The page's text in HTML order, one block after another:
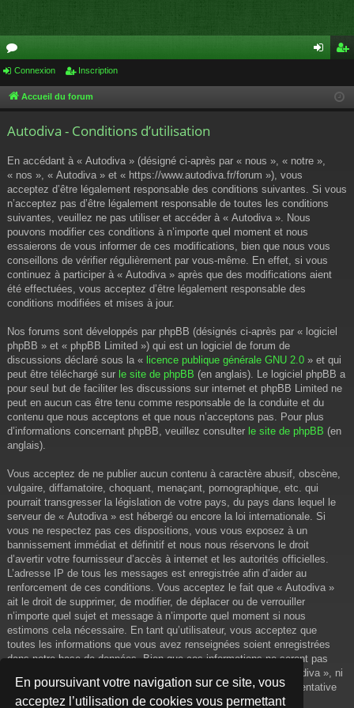
En poursuivant votre navigation sur ce site, vous
acceptez l’utilisation de cookies vous permettant
or
u cri
Connexion Inscription
Accueil du forum
Autodiva - Conditions d’utilisation
En accédant à « Autodiva » (désigné ci-après par « nous », « notre »,
« nos », « Autodiva » et « https://www.autodiva.fr/forum »), vous
acceptez d’être légalement responsable des conditions suivantes. Si vous
n’acceptez pas d’être légalement responsable de toutes les conditions
suivantes, veuillez ne pas utiliser et accéder à « Autodiva ». Nous
pouvons modifier ces conditions à n’importe quel moment et nous
essaierons de vous informer de ces modifications, bien que nous vous
conseillons de vérifier régulièrement par vous-même. En effet, si vous
continuez à participer à « Autodiva » après que des modifications aient
été effectuées, vous acceptez d’être légalement responsable des
conditions modifiées et mises à jour.
Nos forums sont développés par phpBB (désignés ci-après par « logiciel
phpBB » et « phpBB Limited ») qui est un logiciel de forum de
discussions déclaré sous la « licence publique générale GNU 2.0 » et qui
peut être téléchargé sur le site de phpBB (en anglais). Le logiciel phpBB a
pour seul but de faciliter les discussions sur internet et phpBB Limited ne
peut en aucun cas être tenu comme responsable de la conduite et du
contenu que nous acceptons et que nous n’acceptons pas. Pour plus
d’informations concernant phpBB, veuillez consulter le site de phpBB (en
anglais).
Vous acceptez de ne publier aucun contenu à caractère abusif, obscène,
vulgaire, diffamatoire, choquant, menaçant, pornographique, etc. qui
pourrait transgresser la législation de votre pays, du pays dans lequel le
serveur de « Autodiva » est hébergé ou encore la loi internationale. Si
vous ne respectez pas ces dispositions, vous vous exposez à un
bannissement immédiat et définitif et nous nous réservons le droit
d’avertir votre fournisseur d’accès à internet et les autorités officielles.
L’adresse IP de tous les messages est enregistrée afin d’aider au
renforcement de ces conditions. Vous acceptez le fait que « Autodiva »
ait le droit de supprimer, de modifier, de déplacer ou de verrouiller
n’importe quel sujet et message à n’importe quel moment si nous
estimons cela nécessaire. En tant qu’utilisateur, vous acceptez que
toutes les informations que vous avez renseignées soient enregistrées
dans notre base de données. Bien que ces informations ne seront pas
diffusées à une tierce partie sans votre consentement, ni « Autodiva », ni
phpBB, ne pourront être tenus comme responsables en cas de tentative
de piratage informatique visant à compromettre vos données.